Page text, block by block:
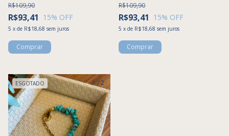
R$93,41
R$109,90
15% OFF
5 x de R$18,68 sem juros
R$93,41
R$109,90
15% OFF
5 x de R$18,68 sem juros
1/2
ESGOTADO